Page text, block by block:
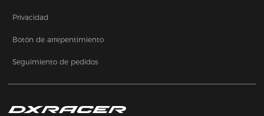
Privacidad
Botón de arrepentimiento
Seguimiento de pedidos